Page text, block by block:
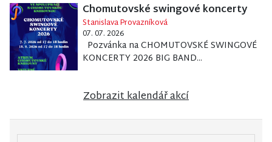
Chomutovské swingové koncerty
Stanislava Provazníková
07. 07. 2026
Pozvánka na CHOMUTOVSKÉ SWINGOVÉ
KONCERTY 2026 BIG BAND...
Zobrazit kalendář akcí